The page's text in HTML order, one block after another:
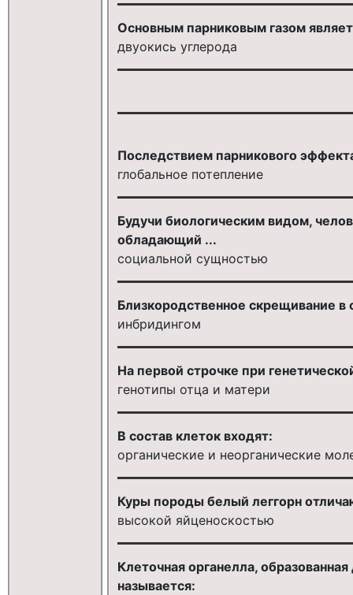
Основным парниковым газом
двуокись углерода
Последствием парникового
глобальное потепление
Будучи биологическим видом,
обладающий ...
социальной сущностью
Близкородственное скрещивание
инбридингом
На первой строчке при
генотипы отца и матери
В состав клеток входят:
органические и неорганические
Куры породы белый леггорн
высокой яйценоскостью
Клеточная органелла,
называется: